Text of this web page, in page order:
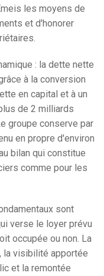
les moyens de
et d'honorer
: la dette nette
à la conversion
en capital et à un
de 2 milliards
groupe conserve par
en propre d'environ
bilan qui constitue
comme pour les
sont
verse le loyer prévu
occupée ou non. La
la visibilité apportée
et la remontée